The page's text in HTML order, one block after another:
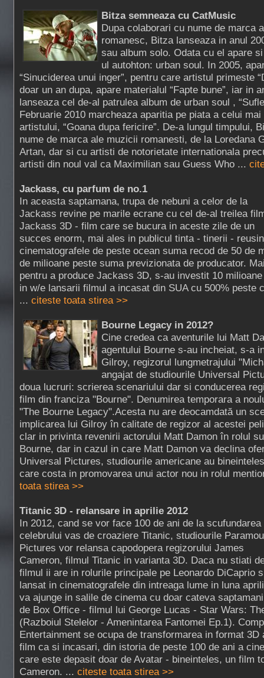
Bitza semneaza cu CatMusic
Dupa colaborari cu nume de marca
romanesc, Bitza lanseaza in anul
sau album solo. Odata cu el apare
ul autohton: urban soul. In 2005,
“Sinuciderea unui inger”, pentru care artistul primeste
doar un an dupa, apare materialul “Fapte bune”, iar in
lanseaza cel de-al patrulea album de urban soul ,
Februarie 2010 marcheaza aparitia pe piata a celui
artistului, “Goana dupa fericire”. De-a lungul timpului,
nume de marca ale muzicii romanesti, de la Loredana
Artan, dar si cu artisti de notorietate internationala
artisti din noul val ca Maximilian sau Guess Who ...
Jackass, cu parfum de no.1
In aceasta saptamana, trupa de nebuni a celor de la
Jackass revine pe marile ecrane cu cel de-al treilea
Jackass 3D - film care se bucura in aceste zile de un
succes enorm, mai ales in publicul tinta - tinerii -
cinematografele de peste ocean suma recod de 50 de
de milioane peste suma previzionata de producator.
pentru a produce Jackass 3D, s-au investit 10
in w/e lansarii filmul a incasat din SUA cu 500% peste
... citeste toata stirea >>
Bourne Legacy in 2012?
Cine credea ca aventurile lui Matt
agentului Bourne s-au incheiat, s-a
Gilroy, regizorul lungmetrajului
angajat de studiourile Universal
doua lucruri: scrierea scenariului dar si conducerea
film din franciza "Bourne". Denumirea temporara a
"The Bourne Legacy".Acesta nu are deocamdată un
implicarea lui Gilroy în calitate de regizor al acestei
clar in privinta revenirii actorului Matt Damon în rolul
Bourne, dar in cazul in care Matt Damon va declina
Universal Pictures, studiourile americane au
care costa in promovarea unui actor nou in rolul
toata stirea >>
Titanic 3D - relansare in aprilie 2012
In 2012, cand se vor face 100 de ani de la scufundarea
celebrului vas de croaziere Titanic, studiourile
Pictures vor relansa capodopera regizorului James
Cameron, filmul Titanic in varianta 3D. Daca nu stiati
filmul ii are in rolurile principale pe Leonardo DiCaprio
lansat in cinematografele din intreaga lume in luna
va ajunge in salile de cinema cu doar cateva
de Box Office - filmul lui George Lucas - Star Wars:
(Razboiul Stelelor - Amenintarea Fantomei Ep.1).
Entertainment se ocupa de transformarea in format 3D
film ca si incasari, din istoria de peste 100 de ani a
care este depasit doar de Avatar - bineinteles, un film
Cameron. ... citeste toata stirea >>